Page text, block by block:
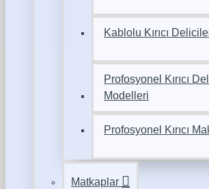
Kablolu Kırıcı
Profosyonel Kırıcı
Modelleri
Profosyonel Kırıcı
Matkaplar